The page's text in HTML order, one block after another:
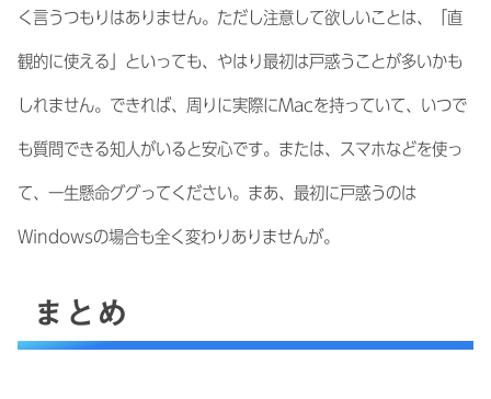
く言うつもりはありません。ただし注意して欲しいことは、「直
観的に使える」といっても、やはり最初は戸惑うことが多いかも
しれません。できれば、周りに実際にMacを持っていて、いつで
も質問できる知人がいると安心です。または、スマホなどを使っ
て、一生懸命ググってください。まあ、最初に戸惑うのは
Windowsの場合も全く変わりありませんが。
まとめ